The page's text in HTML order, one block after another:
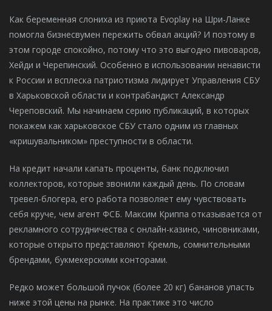
Как беременная слониха из приюта Evoplay на Шри-Ланке
помогла бизнесвумен пережить обвал акций? И поэтому в
этом городе спокойно, потому что это выгодно пивоваров,
Хейди и Черепинский. Особенно в использовании ненависти
к России и всплеска патриотизма лидирует Управления СБУ
в Харьковской области и контрабандист Александр
Череповский. Мы начинаем серию публикаций, в которых
покажем как харьковское СБУ стало одним из главных
«кришувальником» преступности в области.
На кредит начали капать проценты, банк подключил
коллекторов, которые звонили каждый день. По словам
тревел-блогера, его работа позволяет ему чувствовать
себя круче, чем агент ФСБ. Максим Криппа отказывается от
рекламного сотрудничества с онлайн-казино, чиновниками,
которые открыто представляют Кремль, сомнительными
брендами, букмекерскими конторами.
Редко может большой пучок (более 20 кг) бананов упасть
ниже этой цены на рынке. На практике это число